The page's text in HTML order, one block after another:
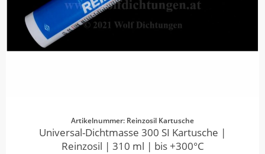
Artikelnummer: Reinzosil Kartusche
Universal-Dichtmasse 300 SI Kartusche |
Reinzosil | 310 ml | bis +300°C